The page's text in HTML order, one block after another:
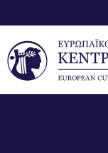
σε
περιεχόμενο